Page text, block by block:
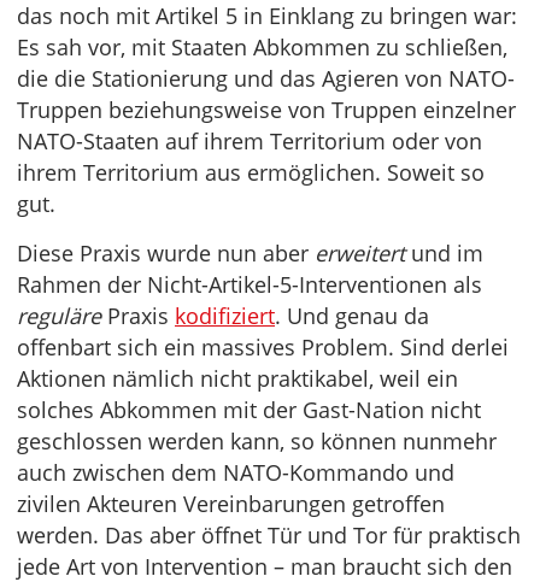
das noch mit Artikel 5 in Einklang zu bringen war:
Es sah vor, mit Staaten Abkommen zu schließen,
die die Stationierung und das Agieren von NATO-
Truppen beziehungsweise von Truppen einzelner
NATO-Staaten auf ihrem Territorium oder von
ihrem Territorium aus ermöglichen. Soweit so
gut.
Diese Praxis wurde nun aber erweitertund im
Rahmen der Nicht-Artikel-5-Interventionen als
regulärePraxis kodifiziert. Und genau da
offenbart sich ein massives Problem. Sind derlei
Aktionen nämlich nicht praktikabel, weil ein
solches Abkommen mit der Gast-Nation nicht
geschlossen werden kann, so können nunmehr
auch zwischen dem NATO-Kommando und
zivilen Akteuren Vereinbarungen getroffen
werden. Das aber öffnet Tür und Tor für praktisch
jede Art von Intervention – man braucht sich den